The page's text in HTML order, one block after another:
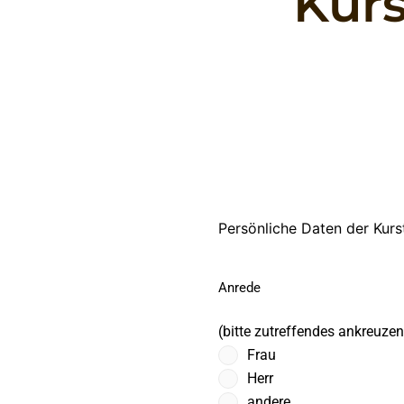
Persönliche Daten der
Anrede
(bitte zutreffendes
Frau
Herr
TT
Punkt
JJJJ
Lesen Sie die